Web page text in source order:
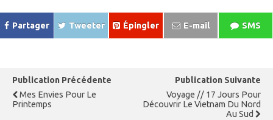
Partager Tweeter Épingler E-mail SMS
Publication Précédente
Mes Envies Pour Le
Printemps
Publication Suivante
Voyage // 17 Jours Pour
Découvrir Le Vietnam Du Nord
Au Sud